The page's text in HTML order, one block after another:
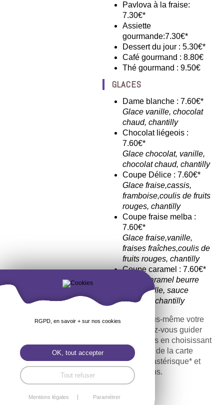
Pavlova à la fraise:
7.30€*
Assiette
gourmande:7.30€*
Dessert du jour : 5.30€*
Café gourmand : 8.80€
Thé gourmand : 9.50€
GLACES
Dame blanche : 7.60€*
Glace vanille, chocolat
chaud, chantilly
Chocolat liégeois :
7.60€*
Glace chocolat, vanille,
chocolat chaud, chantilly
Coupe Délice : 7.60€*
Glace fraise,cassis,
framboise,coulis de fruits
rouges, chantilly
Coupe fraise melba :
7.60€*
Glace fraise,vanille,
fraises fraîches,coulis de
fruits rouges, chantilly
Coupe caramel : 7.60€*
Glace caramel beurre
salé,vanille, sauce
caramel, chantilly
Composez vous-même votre
menu et laissez-vous guider
par vos papilles en choisissant
parmi les plats de la carte
signalés d’un astérisque* et
nos suggestions.
RGPD, en savoir + sur nos cookies
OK, tout accepter
Tout refuser
Mentions légales Paramétrer